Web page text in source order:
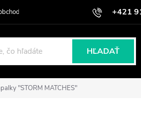
+421
podmienky Podmienky ochrany
HĽADAŤ
"STORM MATCHES"